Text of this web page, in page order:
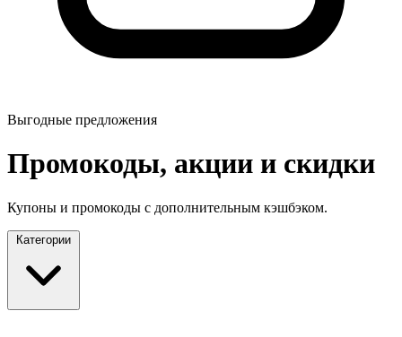
Выгодные предложения
Промокоды, акции и скидки
Купоны и промокоды с дополнительным кэшбэком.
Категории